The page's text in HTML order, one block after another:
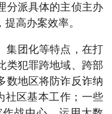
分派具体的主侦主办
高办案效率。
集团化等特点，在打
类犯罪跨地域、跨部
数地区将防诈反诈纳
社区基本工作；一些